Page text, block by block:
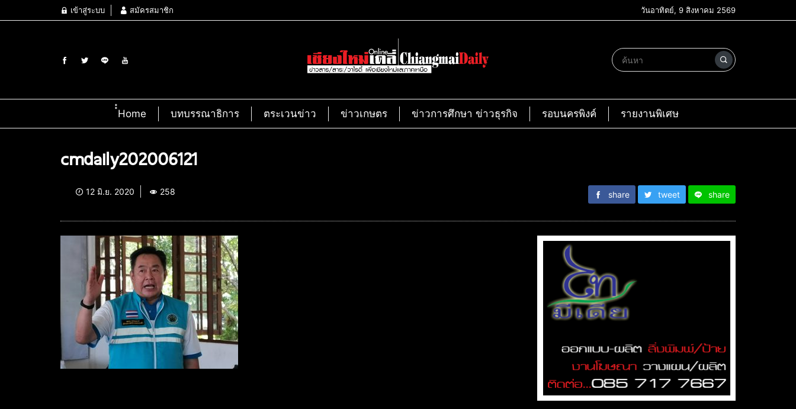
เข้าสู่ระบบ สมัครสมาชิก วันอาทิตย์, 9 สิงหาคม 2569
๋๋Home บทบรรณาธิการ ตระเวนข่าว ข่าวเกษตร ข่าวการศึกษา ข่าวธุรกิจ รอบนครพิงค์ รายงานพิเศษ
cmdaily202006121
12 มิ.ย. 2020 258 share tweet share